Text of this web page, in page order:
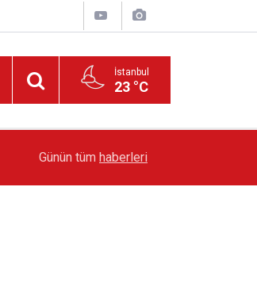
İstanbul
23 °C
Sarıyer’de Edebiyat Rüzgârı Esecek
Günün tüm haberleri